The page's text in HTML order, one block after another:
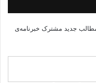
جدید مشترک خبرنامه‌ی